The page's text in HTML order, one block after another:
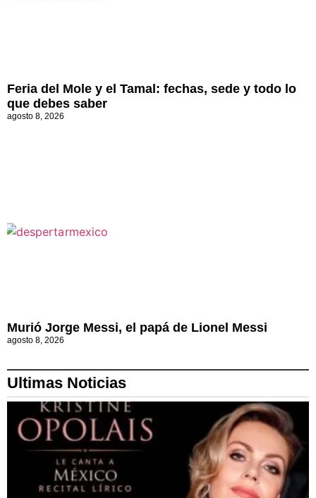
Feria del Mole y el Tamal: fechas, sede y todo lo
que debes saber
agosto 8, 2026
Murió Jorge Messi, el papá de Lionel Messi
agosto 8, 2026
Ultimas Noticias